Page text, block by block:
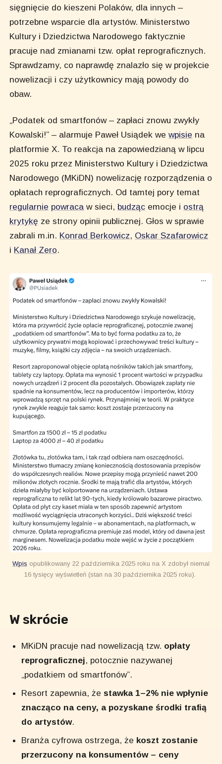
sięgnięcie do kieszeni Polaków, dla innych –
potrzebne wsparcie dla artystów. Ministerstwo
Kultury i Dziedzictwa Narodowego faktycznie
pracuje nad zmianami tzw. opłat reprograficznych.
Sprawdzamy, co naprawdę znalazło się w projekcie
nowelizacji i czy użytkownicy mają powody do
obaw.
„Podatek od smartfonów – zapłaci znowu zwykły
Kowalski!” – alarmuje Paweł Usiądek wewpisie na
platformie X. To reakcja na zapowiedzianą w lipcu
2025 roku przez Ministerstwo Kultury i Dziedzictwa
Narodowego (MKiDN) nowelizację rozporządzenia o
opłatach reprograficznych. Od tamtej pory temat
regularnie powraca w sieci, budząc emocje i ostrą
krytykę ze strony opinii publicznej. Głos w sprawie
zabrali m.in. Konrad Berkowicz, Oskar Szafarowicz
i Kanał Zero.
Wpis opublikowany 22 października 2025 roku na X zdobył niemal
16 tysięcy wyświetleń (stan na 30 października 2025 roku).
W skrócie
MKiDN pracuje nad nowelizacją tzw. opłaty
reprograficznej, potocznie nazywanej
„podatkiem od smartfonów”.
Resort zapewnia, żestawka 1–2% nie wpłynie
znacząco na ceny, a pozyskane środki trafią
do artystów.
Branża cyfrowa ostrzega, że koszt zostanie
przerzucony na konsumentów – ceny